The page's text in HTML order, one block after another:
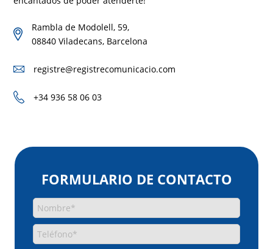
Rambla de Modolell, 59,
08840 Viladecans, Barcelona
registre@registrecomunicacio.com
+34 936 58 06 03
FORMULARIO DE CONTACTO